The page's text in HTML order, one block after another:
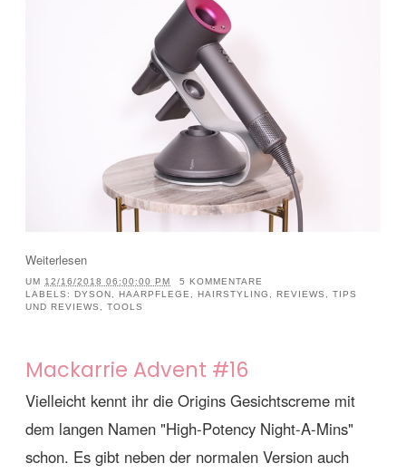
Weiterlesen
UM 12/16/2018 06:00:00 PM
5 KOMMENTARE
LABELS: DYSON HAARPFLEGE HAIRSTYLING REVIEWS
TIPS
UND REVIEWS
TOOLS
Mackarrie Advent #16
Vielleicht kennt ihr die Origins Gesichtscreme mit
dem langen Namen "High-Potency Night-A-Mins"
schon. Es gibt neben der normalen Version auch